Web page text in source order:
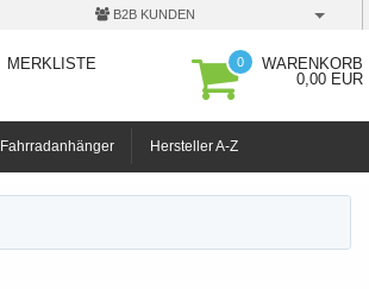
B2B KUNDEN
MERKLISTE 0
WARENKORB
0,00 EUR
Fahrradanhänger Hersteller A-Z